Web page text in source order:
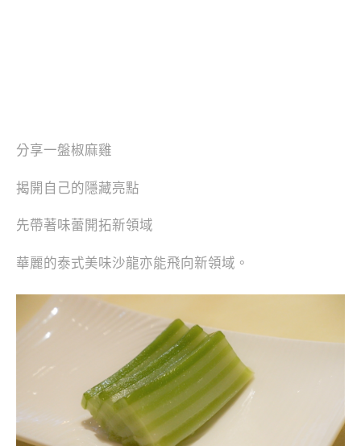
分享一盤椒麻雞
揭開自己的隱藏亮點
先帶著味蕾開拓新領域
華麗的泰式美味沙龍亦能飛向新領域。